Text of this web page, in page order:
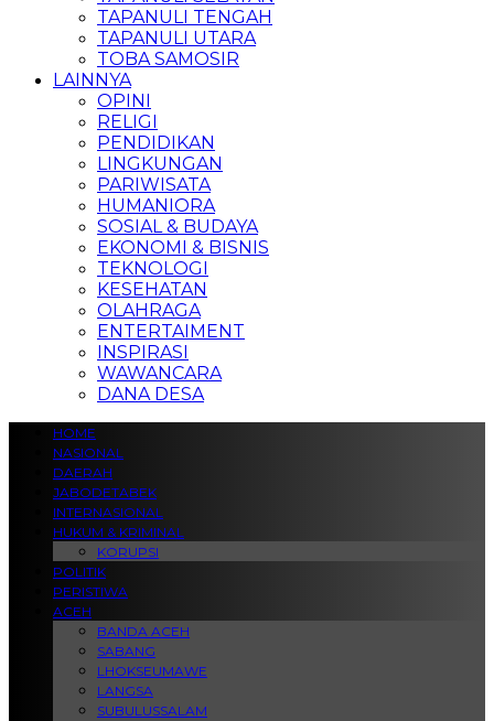
TAPANULI TENGAH
TAPANULI UTARA
TOBA SAMOSIR
LAINNYA
OPINI
RELIGI
PENDIDIKAN
LINGKUNGAN
PARIWISATA
HUMANIORA
SOSIAL & BUDAYA
EKONOMI & BISNIS
TEKNOLOGI
KESEHATAN
OLAHRAGA
ENTERTAIMENT
INSPIRASI
WAWANCARA
DANA DESA
HOME
NASIONAL
DAERAH
JABODETABEK
INTERNASIONAL
HUKUM & KRIMINAL
KORUPSI
POLITIK
PERISTIWA
ACEH
BANDA ACEH
SABANG
LHOKSEUMAWE
LANGSA
SUBULUSSALAM